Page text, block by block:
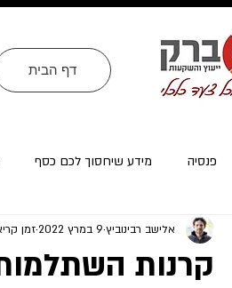
דף הבית
פנסיה מידע שיחסוך לכם כסף
ומיסוי פרישה אזרחי ארה״ב
קרנות
אלישב רבינוביץ 9 במרץ 2022 זמן קריאה 3